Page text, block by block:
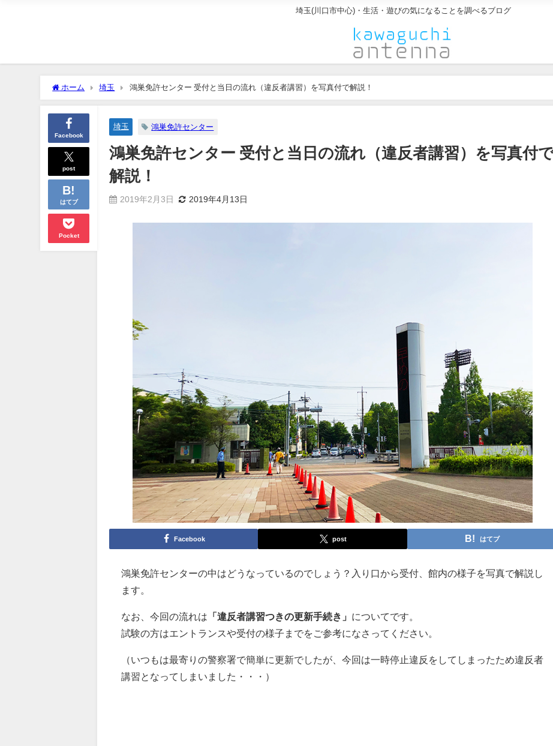
埼玉(川口市中心)・生活・遊びの気になることを調べるブログ
ホーム 埼玉 鴻巣免許センター 受付と当日の流れ（違反者講習）を写真付で解説！
Facebook
post
はてブ
Pocket
埼玉 鴻巣免許センター
鴻巣免許センター 受付と当日の流れ（違反者講習）を写真付
解説！
2019年2月3日 2019年4月13日
Facebook post はてブ
鴻巣免許センターの中はどうなっているのでしょう？入り口から受付、館内の様子を写真で解説し
ます。
なお、今回の流れは 「違反者講習つきの更新手続き」 についてです。
試験の方はエントランスや受付の様子までをご参考になさってください。
（いつもは最寄りの警察署で簡単に更新でしたが、今回は一時停止違反をしてしまったため違反者
講習となってしまいました・・・）